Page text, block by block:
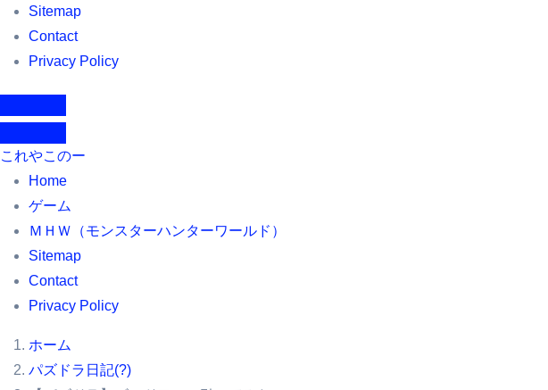
Sitemap
Contact
Privacy Policy
これやこのー
Home
ゲーム
ＭＨＷ（モンスターハンターワールド）
Sitemap
Contact
Privacy Policy
ホーム
パズドラ日記(?)